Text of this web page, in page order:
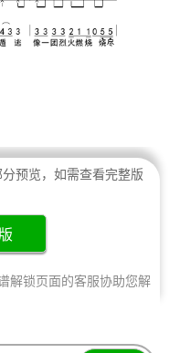
预览，如需查看完整版
解锁页面的客服协助您解